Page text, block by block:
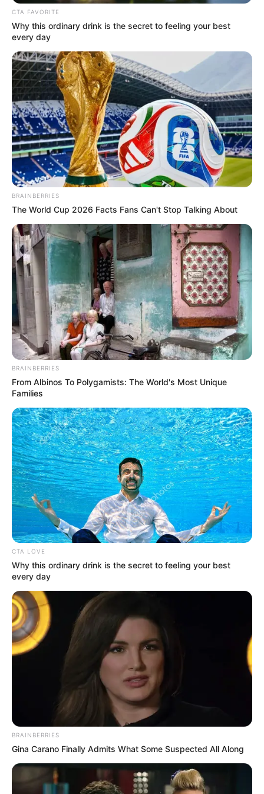
Την λένε «Κυκλάδες χωρίς πλοίο» και είναι 1
ώρα από Χαλκίδα – Υπερβολή ή όχι;
Θλίψη στην Εύβοια για γυναίκα
Ακολουθήστε το evianews.com στο
News
ΤΑ ΠΙΟ ΔΗΜΟΦΙΛΗ
CTA FAVORITE
Why this ordinary drink is the secret to feeling your best
every day
BRAINBERRIES
The World Cup 2026 Facts Fans Can't Stop Talking About
BRAINBERRIES
From Albinos To Polygamists: The World's Most Unique
Families
CTA LOVE
Why this ordinary drink is the secret to feeling your best
every day
BRAINBERRIES
Gina Carano Finally Admits What Some Suspected All Along